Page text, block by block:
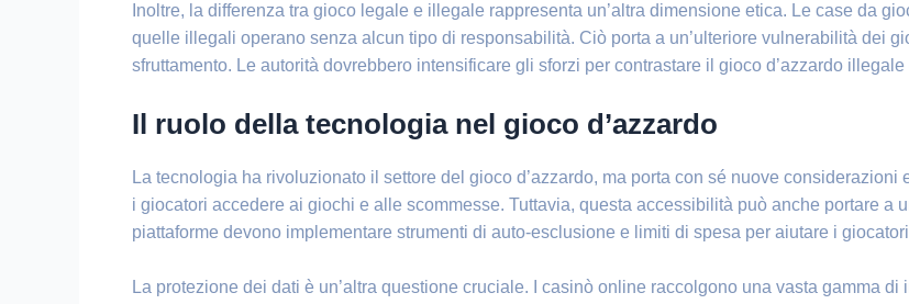
Inoltre, la differenza tra gioco legale e illegale rappresenta un’altra dimensione etica. Le case da
quelle illegali operano senza alcun tipo di responsabilità. Ciò porta a un’ulteriore vulnerabilità dei
sfruttamento. Le autorità dovrebbero intensificare gli sforzi per contrastare il gioco d’azzardo
Il ruolo della tecnologia nel gioco d’azzardo
La tecnologia ha rivoluzionato il settore del gioco d’azzardo, ma porta con sé nuove
i giocatori accedere ai giochi e alle scommesse. Tuttavia, questa accessibilità può anche portare a
piattaforme devono implementare strumenti di auto-esclusione e limiti di spesa per aiutare i
La protezione dei dati è un’altra questione cruciale. I casinò online raccolgono una vasta gamma